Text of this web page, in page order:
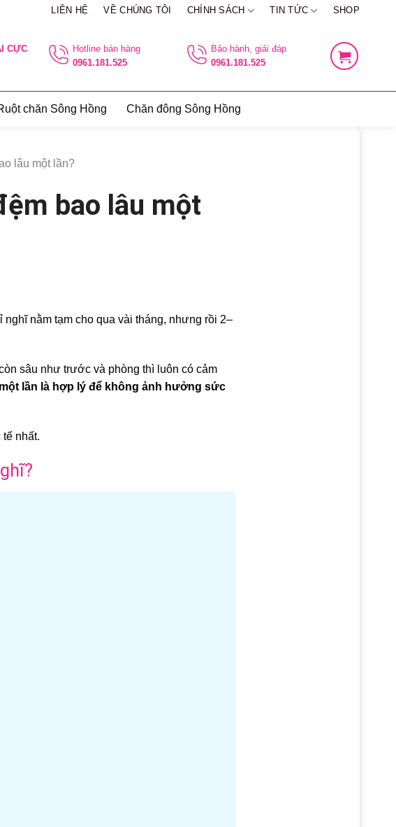
LIÊN HỆ VỀ CHÚNG TÔI CHÍNH SÁCH TIN TỨC SHOP
CỰC
Hotline bán hàng
0961.181.525
Bảo hành, giải đáp
0961.181.525
chăn Sông Hồng Chăn đông Sông Hồng
lâu một lần?
bao lâu một
nằm tạm cho qua vài tháng, nhưng rồi 2–
sâu như trước và phòng thì luôn có cảm
lần là hợp lý để không ảnh hưởng sức
nhất.